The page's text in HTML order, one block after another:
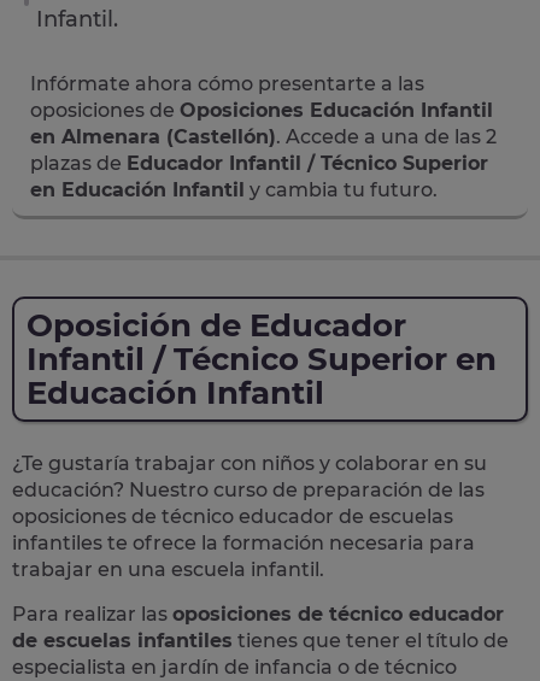
Infantil.
Infórmate ahora cómo presentarte a las
oposiciones de Oposiciones Educación Infantil
en Almenara (Castellón). Accede a una de las 2
plazas de Educador Infantil / Técnico Superior
en Educación Infantil y cambia tu futuro.
Oposición de Educador
Infantil / Técnico Superior en
Educación Infantil
¿Te gustaría trabajar con niños y colaborar en su
educación? Nuestro curso de preparación de las
oposiciones de técnico educador de escuelas
infantiles te ofrece la formación necesaria para
trabajar en una escuela infantil.
Para realizar las oposiciones de técnico educador
de escuelas infantiles tienes que tener el título de
especialista en jardín de infancia o de técnico